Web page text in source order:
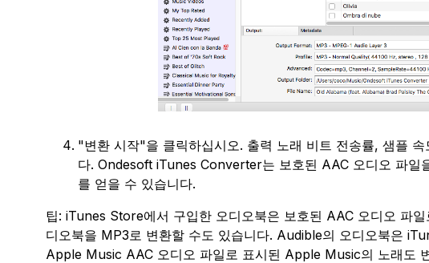
"변환 시작"을 클릭하십시오. 출력 노래 비트 전송률, 샘플
다. Ondesoft iTunes Converter는 보호된 AAC 오디오 파
를 얻을 수 있습니다.
팁: iTunes Store에서 구입한 오디오북은 보호된 AAC 오디오 파
디오북을 MP3로 변환할 수도 있습니다. Audible의 오디오북은
Apple Music AAC 오디오 파일로 표시된 Apple Music의 노래도